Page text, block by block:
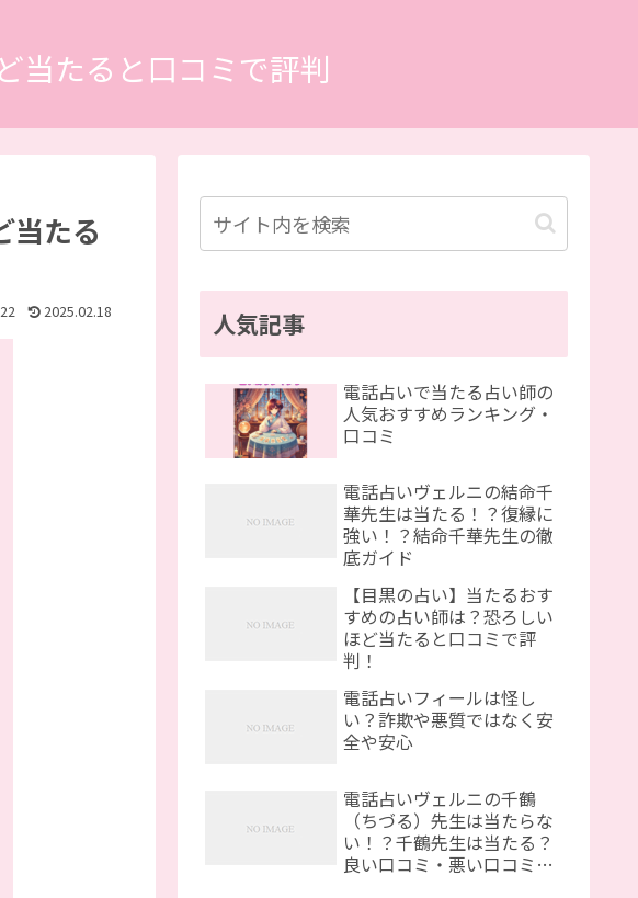
当たると口コミで評判
当たる
2025.02.18 人気記事
電話占いで当たる占い師の
人気おすすめランキング・
口コミ
電話占いヴェルニの結命千
華先生は当たる！？復縁に
強い！？結命千華先生の徹
底ガイド
【目黒の占い】当たるおす
すめの占い師は？恐ろしい
ほど当たると口コミで評
判！
電話占いフィールは怪し
い？詐欺や悪質ではなく安
全や安心
電話占いヴェルニの千鶴
（ちづる）先生は当たらな
い！？千鶴先生は当たる？
良い口コミ・悪い口コミを